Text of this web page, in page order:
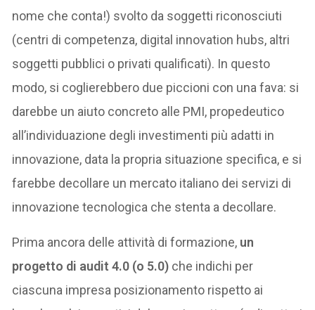
nome che conta!) svolto da soggetti riconosciuti
(centri di competenza, digital innovation hubs, altri
soggetti pubblici o privati qualificati). In questo
modo, si coglierebbero due piccioni con una fava: si
darebbe un aiuto concreto alle PMI, propedeutico
all’individuazione degli investimenti più adatti in
innovazione, data la propria situazione specifica, e si
farebbe decollare un mercato italiano dei servizi di
innovazione tecnologica che stenta a decollare.
Prima ancora delle attività di formazione, un
progetto di audit 4.0 (o 5.0) che indichi per
ciascuna impresa posizionamento rispetto ai